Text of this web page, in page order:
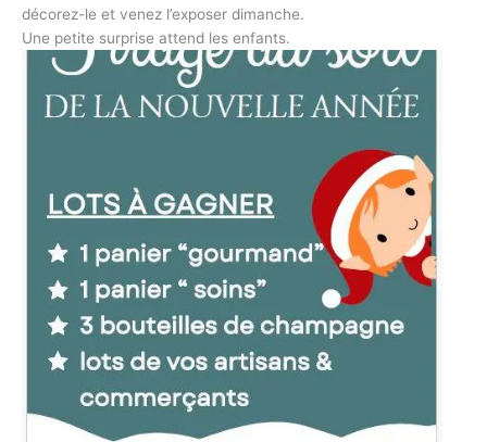
décorez-le et venez l’exposer dimanche.
Une petite surprise attend les enfants.